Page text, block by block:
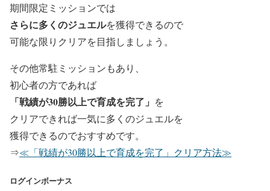
期間限定ミッションでは
さらに多くのジュエルを獲得できるので
可能な限りクリアを目指しましょう。
その他常駐ミッションもあり、
初心者の方であれば
「戦績が30勝以上で育成を完了」 を
クリアできれば一気に多くのジュエルを
獲得できるのでおすすめです。
⇒≪「戦績が30勝以上で育成を完了」クリア方法≫
ログインボーナス